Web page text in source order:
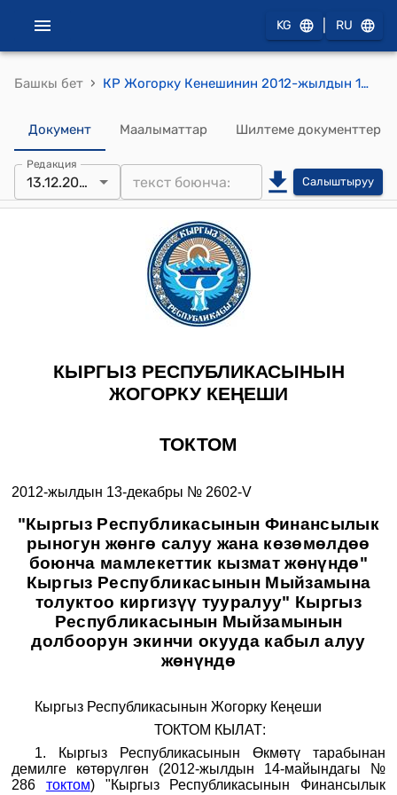
KG RU
Башкы бет › КР Жогорку Кенешинин 2012-жылдын 13-декабрындагы № 2602-V "Кыргыз Республикасынын Финансылык рыногун жөнгө салуу жана көзөмөлдөө боюнча мамлекеттик кызмат жөнүндө" Кыргыз Республикасынын Мыйзамына толуктоо киргизүү тууралуу" Кыргыз Республикасынын Мыйзамынын долбоорун экинчи окууда кабыл алуу жөнүндө" токтому
Документ Маалыматтар Шилтеме документтер
Редакция
13.12.2012 Салыштыруу